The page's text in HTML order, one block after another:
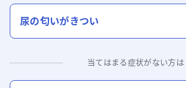
尿の匂いがきつい
当てはまる症状がない方は